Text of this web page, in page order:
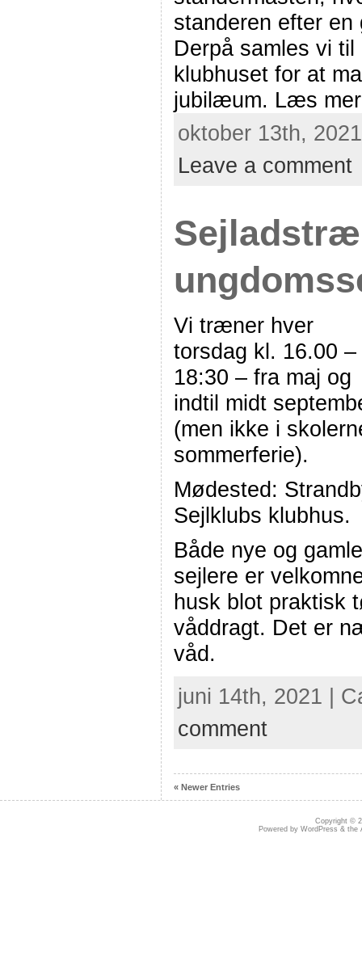
standeren efter
Derpå samles vi
klubhuset for at
jubilæum. Læs
oktober 13th,
Leave a comment
Vi træner hver
torsdag kl. 16.00 –
18:30 – fra maj og
indtil midt
(men ikke i
sommerferie).
Mødested:
Sejlklubs klubhus.
Både nye og gamle
sejlere er
husk blot praktisk
våddragt. Det er
våd.
juni 14th, 2021 |
comment
« Newer Entries
Copyright ©
Powered by WordPress & the